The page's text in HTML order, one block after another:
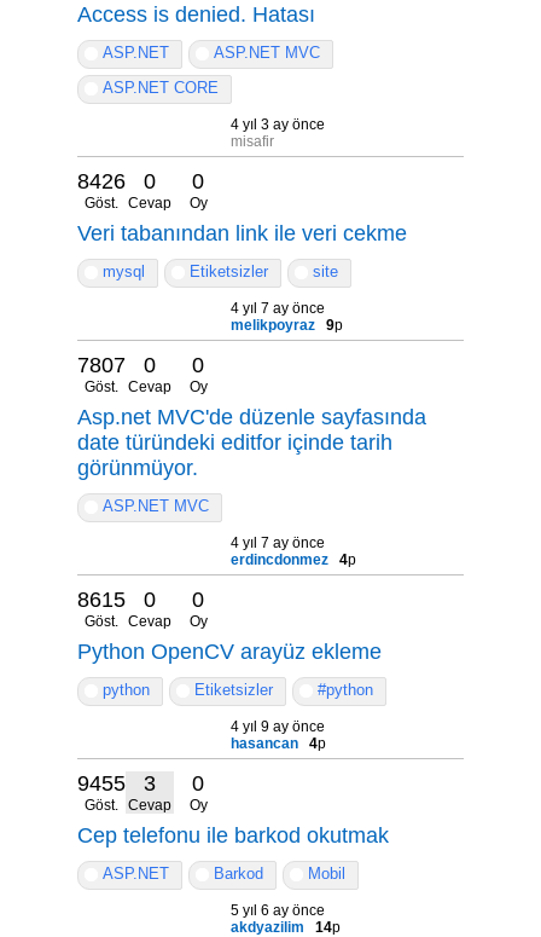
Access is denied. Hatası
ASP.NET
ASP.NET MVC
ASP.NET CORE
4 yıl 3 ay önce
misafir
8426
Göst.
0
Cevap
0
Oy
Veri tabanından link ile veri cekme
mysql Etiketsizler site
4 yıl 7 ay önce
melikpoyraz
9p
7807
Göst.
0
Cevap
0
Oy
Asp.net MVC'de düzenle sayfasında
date türündeki editfor içinde tarih
görünmüyor.
ASP.NET MVC
4 yıl 7 ay önce
erdincdonmez
4p
8615
Göst.
0
Cevap
0
Oy
Python OpenCV arayüz ekleme
python Etiketsizler #python
4 yıl 9 ay önce
hasancan
4p
9455
Göst.
3
Cevap
0
Oy
Cep telefonu ile barkod okutmak
ASP.NET Barkod Mobil
5 yıl 6 ay önce
akdyazilim
14p